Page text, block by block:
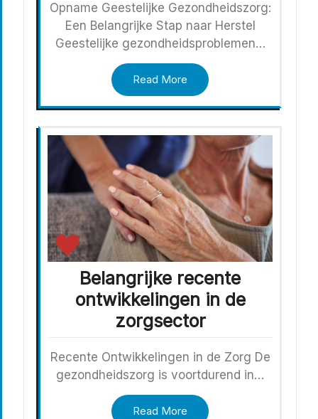
Opname Geestelijke Gezondheidszorg:
Een Belangrijke Stap naar Herstel
Geestelijke gezondheidsproblemen…
Read More
Belangrijke recente
ontwikkelingen in de
zorgsector
Recente Ontwikkelingen in de Zorg De
gezondheidszorg is voortdurend in…
Read More